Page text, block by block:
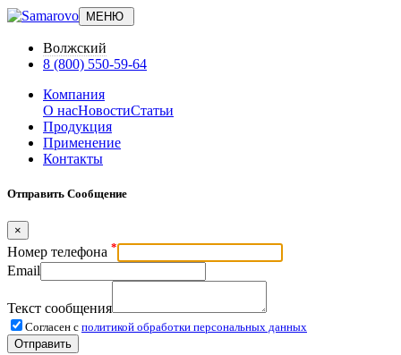
МЕНЮ
Волжский
8 (800) 550-59-64
Компания
О насНовостиСтатьи
Продукция
Применение
Контакты
Отправить Сообщение
×
Номер телефона *
Email
Текст сообщения
Согласен с политикой обработки персональных данных
Отправить